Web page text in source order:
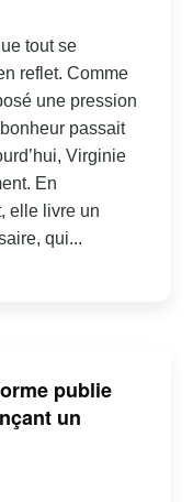
tout se
reflet. Comme
une pression
passait
Virginie
En
elle livre un
qui...
publie
un